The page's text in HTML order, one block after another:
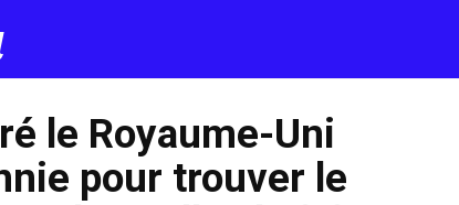
le Royaume-Uni
pour trouver le